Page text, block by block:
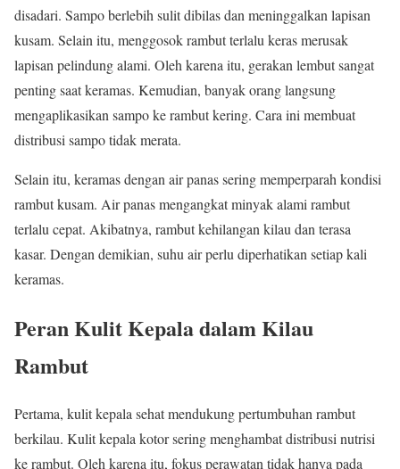
disadari. Sampo berlebih sulit dibilas dan meninggalkan lapisan
kusam. Selain itu, menggosok rambut terlalu keras merusak
lapisan pelindung alami. Oleh karena itu, gerakan lembut sangat
penting saat keramas. Kemudian, banyak orang langsung
mengaplikasikan sampo ke rambut kering. Cara ini membuat
distribusi sampo tidak merata.
Selain itu, keramas dengan air panas sering memperparah kondisi
rambut kusam. Air panas mengangkat minyak alami rambut
terlalu cepat. Akibatnya, rambut kehilangan kilau dan terasa
kasar. Dengan demikian, suhu air perlu diperhatikan setiap kali
keramas.
Peran Kulit Kepala dalam Kilau
Rambut
Pertama, kulit kepala sehat mendukung pertumbuhan rambut
berkilau. Kulit kepala kotor sering menghambat distribusi nutrisi
ke rambut. Oleh karena itu, fokus perawatan tidak hanya pada